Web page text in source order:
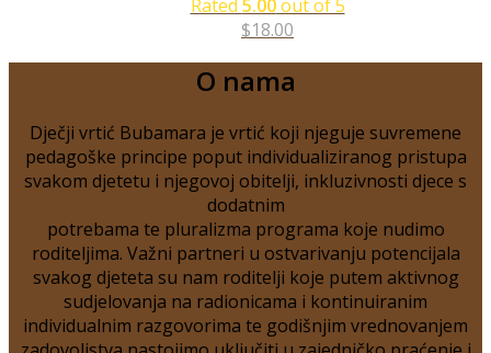
Rated 5.00out of 5
$18.00
O nama
Dječji vrtić Bubamara je vrtić koji njeguje suvremene
pedagoške principe poput individualiziranog pristupa
svakom djetetu i njegovoj obitelji, inkluzivnosti djece s
dodatnim
potrebama te pluralizma programa koje nudimo
roditeljima. Važni partneri u ostvarivanju potencijala
svakog djeteta su nam roditelji koje putem aktivnog
sudjelovanja na radionicama i kontinuiranim
individualnim razgovorima te godišnjim vrednovanjem